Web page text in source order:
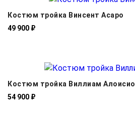
Костюм тройка Винсент Асаро
49 900 ₽
Костюм тройка Виллиам Алоисио
54 900 ₽